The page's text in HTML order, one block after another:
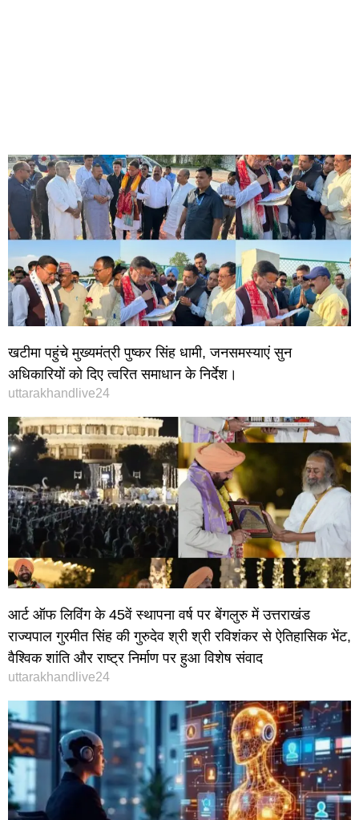
खटीमा पहुंचे मुख्यमंत्री पुष्कर सिंह धामी, जनसमस्याएं सुन
अधिकारियों को दिए त्वरित समाधान के निर्देश।
uttarakhandlive24
आर्ट ऑफ लिविंग के 45वें स्थापना वर्ष पर बेंगलुरु में उत्तराखंड
राज्यपाल गुरमीत सिंह की गुरुदेव श्री श्री रविशंकर से ऐतिहासिक भेंट,
वैश्विक शांति और राष्ट्र निर्माण पर हुआ विशेष संवाद
uttarakhandlive24